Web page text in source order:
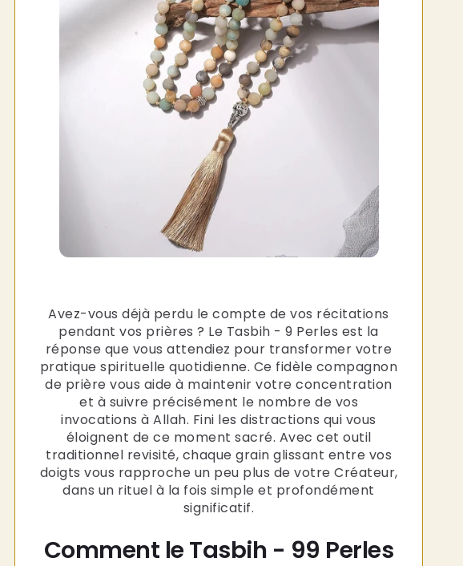
Avez-vous déjà perdu le compte de vos récitations
pendant vos prières ? Le Tasbih - 9 Perles est la
réponse que vous attendiez pour transformer votre
pratique spirituelle quotidienne. Ce fidèle compagnon
de prière vous aide à maintenir votre concentration
et à suivre précisément le nombre de vos
invocations à Allah. Fini les distractions qui vous
éloignent de ce moment sacré. Avec cet outil
traditionnel revisité, chaque grain glissant entre vos
doigts vous rapproche un peu plus de votre Créateur,
dans un rituel à la fois simple et profondément
significatif.
Comment le Tasbih - 99 Perles